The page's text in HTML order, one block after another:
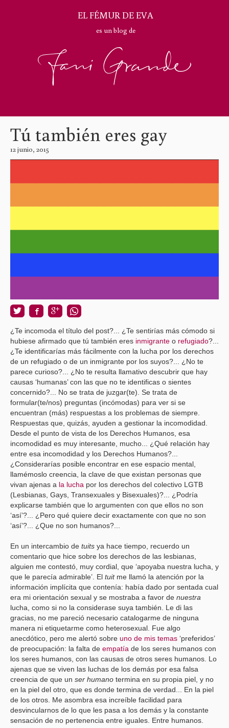
EL FÉMUR DE EVA
es un blog de
Tú también eres gay
12 junio, 2015
¿Te incomoda el título del post?... ¿Te sentirías más cómodo si
hubiese afirmado que tú también eres inmigrante o refugiado?...
¿Te identificarías más fácilmente con la lucha por los derechos
de un refugiado o de un inmigrante por los suyos?... ¿No te
parece curioso?... ¿No te resulta llamativo descubrir que hay
causas ‘humanas’ con las que no te identificas o sientes
concernido?... No se trata de juzgar(te). Se trata de
formular(te/nos) preguntas (incómodas) para ver si se
encuentran (más) respuestas a los problemas de siempre.
Respuestas que, quizás, ayuden a gestionar la incomodidad.
Desde el punto de vista de los Derechos Humanos, esa
incomodidad es muy interesante, mucho... ¿Qué relación hay
entre esa incomodidad y los Derechos Humanos?...
¿Considerarías posible encontrar en ese espacio mental,
llamémoslo creencia, la clave de que existan personas que
vivan ajenas a la lucha por los derechos del colectivo LGTB
(Lesbianas, Gays, Transexuales y Bisexuales)?... ¿Podría
explicarse también que lo argumenten con que ellos no son
‘así’?... ¿Pero qué quiere decir exactamente con que no son
‘así’?... ¿Que no son humanos?...
En un intercambio de tuits ya hace tiempo, recuerdo un
comentario que hice sobre los derechos de las lesbianas,
alguien me contestó, muy cordial, que ‘apoyaba nuestra lucha, y
que le parecía admirable’. El tuitme llamó la atención por la
información implícita que contenía: había dado por sentada cual
era mi orientación sexual y se mostraba a favor de nuestra
lucha, como si no la considerase suya también. Le di las
gracias, no me pareció necesario catalogarme de ninguna
manera ni etiquetarme como heterosexual. Fue algo
anecdótico, pero me alertó sobre uno de mis temas ‘preferidos’
de preocupación: la falta de empatía de los seres humanos con
los seres humanos, con las causas de otros seres humanos. Lo
ajenas que se viven las luchas de los demás por esa falsa
creencia de que un ser humano termina en su propia piel, y no
en la piel del otro, que es donde termina de verdad... En la piel
de los otros. Me asombra esa increíble facilidad para
desvincularnos de lo que les pasa a los demás y la constante
sensación de no pertenencia entre iguales. Entre humanos.